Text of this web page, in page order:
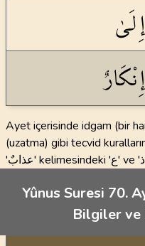
إِلَىٰ
إِنْكَارٌ
Ayet içerisinde idgam (bir
(uzatma) gibi tecvid
Yûnus Suresi 70.
Bilgiler ve